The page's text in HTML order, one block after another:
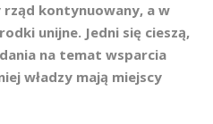
rząd kontynuowany, a w
unijne. Jedni się cieszą,
na temat wsparcia
władzy mają miejscy